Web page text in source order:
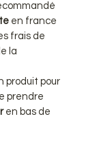
en france
frais de
la
produit pour
prendre
en bas de